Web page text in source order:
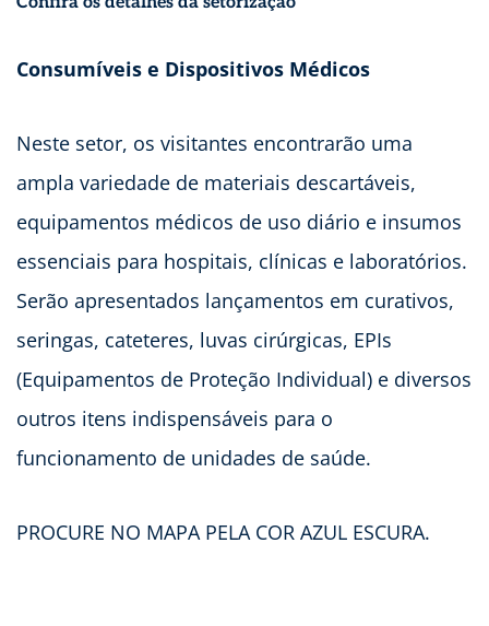
Consumíveis e Dispositivos Médicos
Neste setor, os visitantes encontrarão uma
ampla variedade de materiais descartáveis,
equipamentos médicos de uso diário e insumos
essenciais para hospitais, clínicas e laboratórios.
Serão apresentados lançamentos em curativos,
seringas, cateteres, luvas cirúrgicas, EPIs
(Equipamentos de Proteção Individual) e diversos
outros itens indispensáveis para o
funcionamento de unidades de saúde.
PROCURE NO MAPA PELA COR AZUL ESCURA.